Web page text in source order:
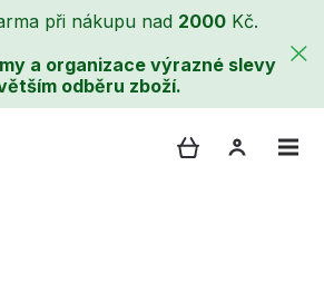
při nákupu nad 2000 Kč.
a organizace výrazné slevy
odběru zboží.